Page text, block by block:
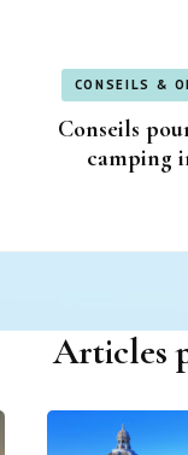
CONSEILS &
Conseils
camping
Articles